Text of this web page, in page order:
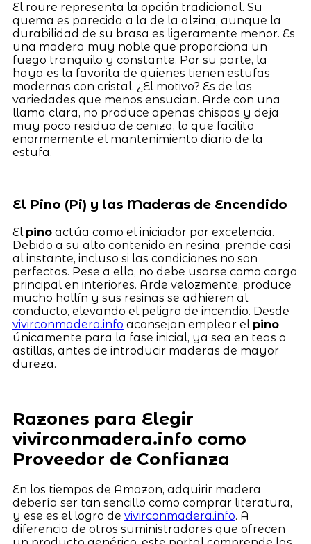
El roure representa la opción tradicional. Su
quema es parecida a la de la alzina, aunque la
durabilidad de su brasa es ligeramente menor. Es
una madera muy noble que proporciona un
fuego tranquilo y constante. Por su parte, la
haya es la favorita de quienes tienen estufas
modernas con cristal. ¿El motivo? Es de las
variedades que menos ensucian. Arde con una
llama clara, no produce apenas chispas y deja
muy poco residuo de ceniza, lo que facilita
enormemente el mantenimiento diario de la
estufa.
El Pino (Pi) y las Maderas de Encendido
El pinoactúa como el iniciador por excelencia.
Debido a su alto contenido en resina, prende casi
al instante, incluso si las condiciones no son
perfectas. Pese a ello, no debe usarse como carga
principal en interiores. Arde velozmente, produce
mucho hollín y sus resinas se adhieren al
conducto, elevando el peligro de incendio. Desde
vivirconmadera.info aconsejan emplear el pino
únicamente para la fase inicial, ya sea en teas o
astillas, antes de introducir maderas de mayor
dureza.
Razones para Elegir
vivirconmadera.info como
Proveedor de Confianza
En los tiempos de Amazon, adquirir madera
debería ser tan sencillo como comprar literatura,
y ese es el logro de vivirconmadera.info. A
diferencia de otros suministradores que ofrecen